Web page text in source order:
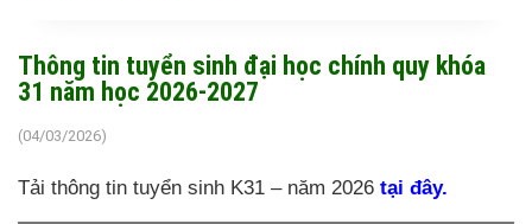
Thông tin tuyển sinh đại học chính quy khóa
31 năm học 2026-2027
(04/03/2026)
Tải thông tin tuyển sinh K31 – năm 2026 tại đây.